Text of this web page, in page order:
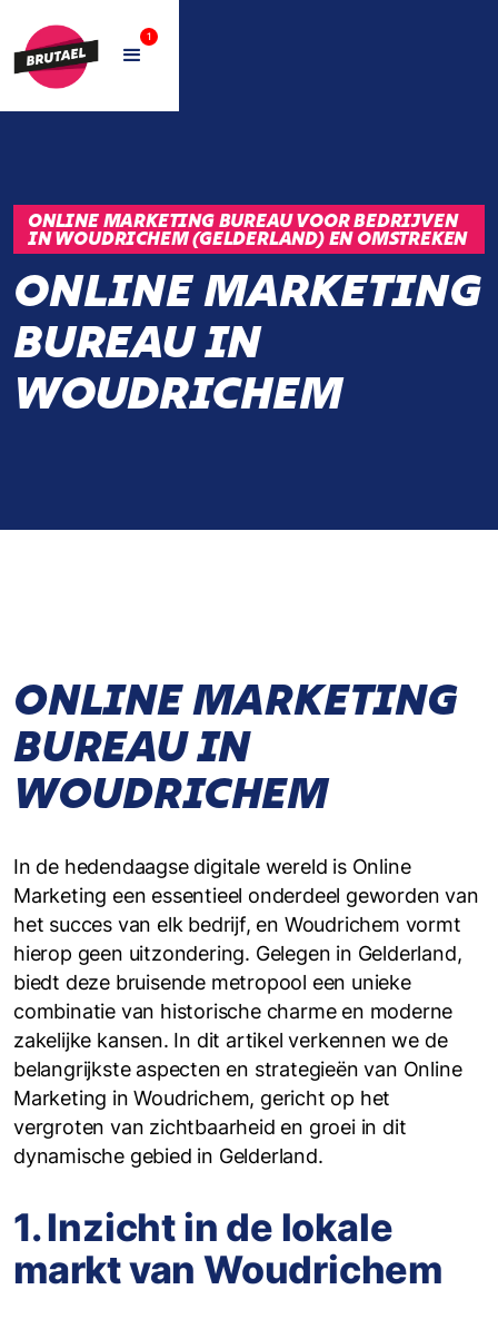
1
ONLINE MARKETING BUREAU VOOR BEDRIJVEN
IN WOUDRICHEM (GELDERLAND) EN OMSTREKEN
ONLINE MARKETING
BUREAU IN
WOUDRICHEM
ONLINE MARKETING
BUREAU IN
WOUDRICHEM
In de hedendaagse digitale wereld is Online
Marketing een essentieel onderdeel geworden van
het succes van elk bedrijf, en Woudrichem vormt
hierop geen uitzondering. Gelegen in Gelderland,
biedt deze bruisende metropool een unieke
combinatie van historische charme en moderne
zakelijke kansen. In dit artikel verkennen we de
belangrijkste aspecten en strategieën van Online
Marketing in Woudrichem, gericht op het
vergroten van zichtbaarheid en groei in dit
dynamische gebied in Gelderland.
1. Inzicht in de lokale
markt van Woudrichem